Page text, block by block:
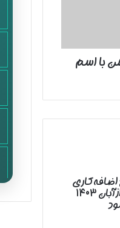
با اسم
اضافه‌کاری
پرستاران اعلام شد؛ از آبان ۱۴۰۳